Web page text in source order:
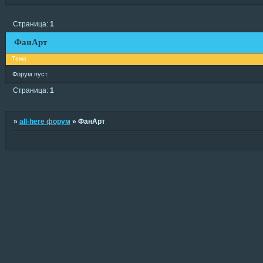
ФанАрт
Страница: 1
Тема
Форум пуст.
Страница: 1
» all-here форум » ФанАрт